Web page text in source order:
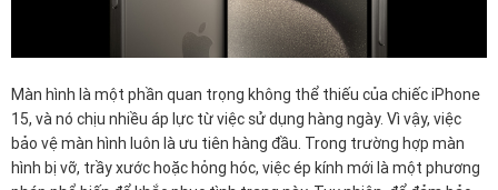
Màn hình là một phần quan trọng không thể thiếu của chiếc iPhone
15, và nó chịu nhiều áp lực từ việc sử dụng hàng ngày. Vì vậy, việc
bảo vệ màn hình luôn là ưu tiên hàng đầu. Trong trường hợp màn
hình bị vỡ, trầy xước hoặc hỏng hóc, việc ép kính mới là một phương